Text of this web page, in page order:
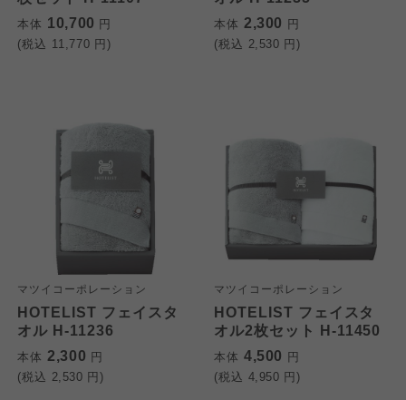
本体 10,700 円
(税込 11,770 円)
本体 2,300 円
(税込 2,530 円)
マツイコーポレーション
HOTELIST フェイスタ
オル H-11236
本体 2,300 円
(税込 2,530 円)
マツイコーポレーション
HOTELIST フェイスタ
オル2枚セット H-11450
本体 4,500 円
(税込 4,950 円)